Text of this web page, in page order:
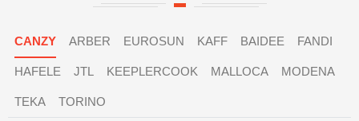
CANZY ARBER EUROSUN KAFF BAIDEE FANDI
HAFELE JTL KEEPLERCOOK MALLOCA MODENA
TEKA TORINO